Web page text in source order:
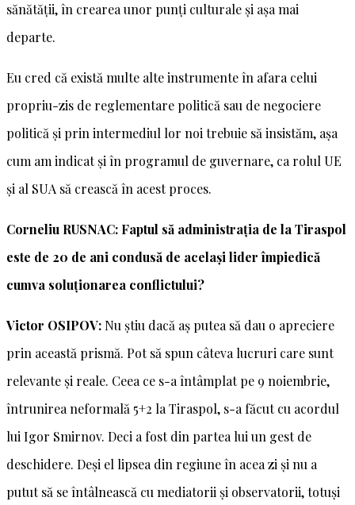
sănătății, în crearea unor punți culturale și așa mai
departe.
Eu cred că există multe alte instrumente în afara celui
propriu-zis de reglementare politică sau de negociere
politică și prin intermediul lor noi trebuie să insistăm, așa
cum am indicat și în programul de guvernare, ca rolul UE
și al SUA să crească în acest proces.
Corneliu RUSNAC: Faptul să administrația de la Tiraspol
este de 20 de ani condusă de același lider împiedică
cumva soluționarea conflictului?
Victor OSIPOV: Nu știu dacă aș putea să dau o apreciere
prin această prismă. Pot să spun câteva lucruri care sunt
relevante și reale. Ceea ce s-a întâmplat pe 9 noiembrie,
întrunirea neformală 5+2 la Tiraspol, s-a făcut cu acordul
lui Igor Smirnov. Deci a fost din partea lui un gest de
deschidere. Deși el lipsea din regiune în acea zi și nu a
putut să se întâlnească cu mediatorii și observatorii, totuși